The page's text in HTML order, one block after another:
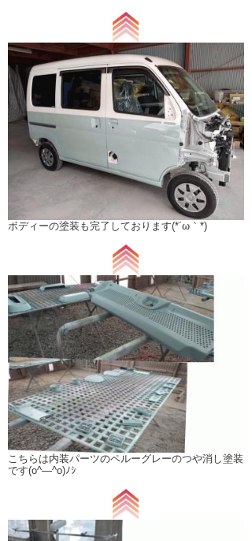
ボディーの塗装も完了しております(*´ω｀*)
こちらは内装パーツのペルーグレーのつや消し塗装
です(o^―^o)ﾉｼ